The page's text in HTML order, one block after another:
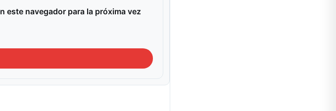
este navegador para la próxima vez